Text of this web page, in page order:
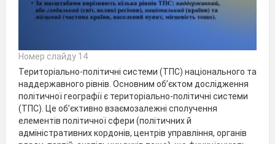
Номер слайду 14
Територіально-політичні системи (ТПС) національного та
наддержавного рівнів. Основним об’єктом дослідження
політичної географії є територіально-політичні системи
(ТПС). Це об’єктивно взаємозалежні сполучення
елементів політичної сфери (політичних й
адміністративних кордонів, центрів управління, органів